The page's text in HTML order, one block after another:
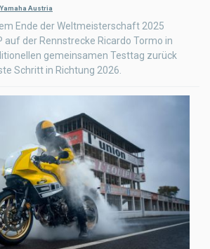
Yamaha Austria
Ende der Weltmeisterschaft 2025
auf der Rennstrecke Ricardo Tormo in
gemeinsamen Testtag zurück
Schritt in Richtung 2026.